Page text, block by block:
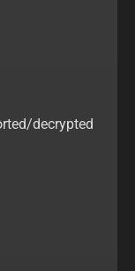
decrypted